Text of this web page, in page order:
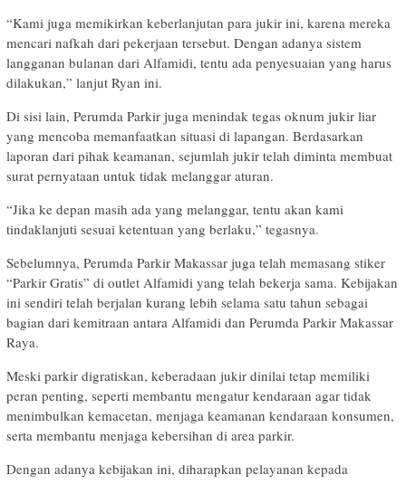
“Kami juga memikirkan keberlanjutan para jukir ini, karena mereka
mencari nafkah dari pekerjaan tersebut. Dengan adanya sistem
langganan bulanan dari Alfamidi, tentu ada penyesuaian yang harus
dilakukan,” lanjut Ryan ini.
Di sisi lain, Perumda Parkir juga menindak tegas oknum jukir liar
yang mencoba memanfaatkan situasi di lapangan. Berdasarkan
laporan dari pihak keamanan, sejumlah jukir telah diminta membuat
surat pernyataan untuk tidak melanggar aturan.
“Jika ke depan masih ada yang melanggar, tentu akan kami
tindaklanjuti sesuai ketentuan yang berlaku,” tegasnya.
Sebelumnya, Perumda Parkir Makassar juga telah memasang stiker
“Parkir Gratis” di outlet Alfamidi yang telah bekerja sama. Kebijakan
ini sendiri telah berjalan kurang lebih selama satu tahun sebagai
bagian dari kemitraan antara Alfamidi dan Perumda Parkir Makassar
Raya.
Meski parkir digratiskan, keberadaan jukir dinilai tetap memiliki
peran penting, seperti membantu mengatur kendaraan agar tidak
menimbulkan kemacetan, menjaga keamanan kendaraan konsumen,
serta membantu menjaga kebersihan di area parkir.
Dengan adanya kebijakan ini, diharapkan pelayanan kepada